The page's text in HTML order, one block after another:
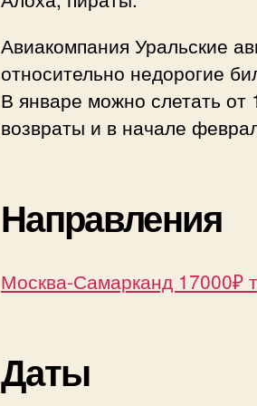
Авиакомпания Уральские
относительно недорогие
В январе можно слетать
возвраты и в начале
Направления
Москва-Самарканд 17000₽
Даты